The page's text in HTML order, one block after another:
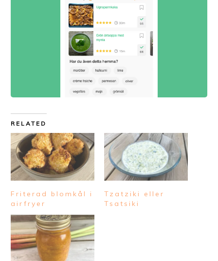
RELATED
Friterad blomkål i
airfryer
Tzatziki eller
Tsatsiki